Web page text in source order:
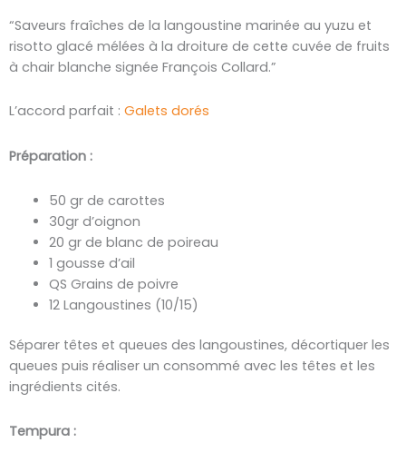
“Saveurs fraîches de la langoustine marinée au yuzu et
risotto glacé mélées à la droiture de cette cuvée de fruits
à chair blanche signée François Collard.”
L’accord parfait : Galets dorés
Préparation :
50 gr de carottes
30gr d’oignon
20 gr de blanc de poireau
1 gousse d’ail
QS Grains de poivre
12 Langoustines (10/15)
Séparer têtes et queues des langoustines, décortiquer les
queues puis réaliser un consommé avec les têtes et les
ingrédients cités.
Tempura :